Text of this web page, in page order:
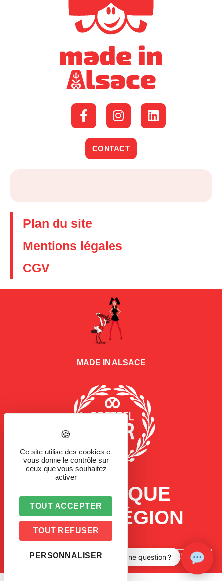
CONTACT
Plan du site
Mentions légales
CGV
MADE IN ALSACE
LA MARQUE
D'UNE RÉGION
Une question ?
Ce site utilise des cookies et
vous donne le contrôle sur
ceux que vous souhaitez
activer
TOUT ACCEPTER
TOUT REFUSER
PERSONNALISER